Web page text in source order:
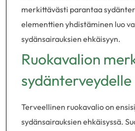
merkittävästi parantaa
elementtien yhdistäminen luo
sydänsairauksien ehkäisyyn.
Ruokavalion
sydänterveydelle
Terveellinen ruokavalio on
sydänsairauksien ehkäisyssä.